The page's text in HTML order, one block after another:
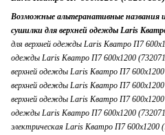
Возможные альтеранативные названия
сушилки для верхней одежды Laris
для верхней одежды Laris Кватро П7
одежды Laris Кватро П7 600x1200
верхней одежды Laris Кватро П7
верхней одежды Laris Кватро П7
верхней одежды Laris Кватро П7
одежды Laris Кватро П7 600x1200
электрическая Laris Кватро П7 600x1200